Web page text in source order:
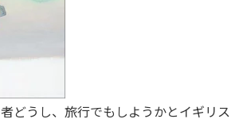
どうし、旅行でもしようかとイギリス